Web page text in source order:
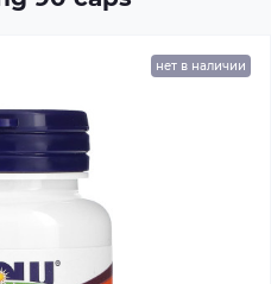
нет в наличии